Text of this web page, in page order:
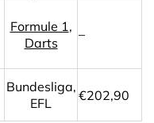
Formule 1,
Darts
–
Bundesliga,
EFL
€202,90